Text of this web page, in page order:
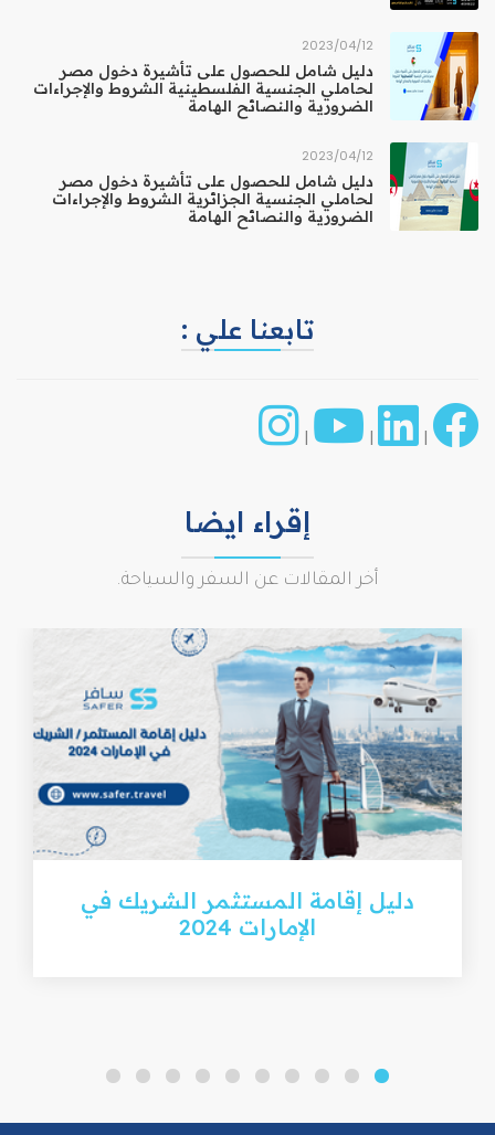
12‏/04‏/2023
دليل شامل للحصول على تأشيرة دخول مصر
لحاملي الجنسية الفلسطينية الشروط والإجراءات
الضرورية والنصائح الهامة
12‏/04‏/2023
دليل شامل للحصول على تأشيرة دخول مصر
لحاملي الجنسية الجزائرية الشروط والإجراءات
الضرورية والنصائح الهامة
تابعنا علي :
|
|
|
إقراء ايضا
أخر المقالات عن السفر والسياحة.
دليل إقامة المستثمر الشريك في
الإمارات 2024